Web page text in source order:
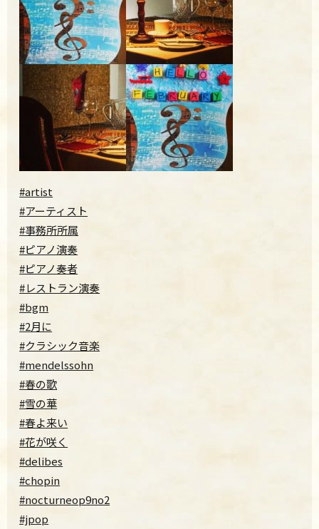
#artist
#アーティスト
#事務所所属
#ピアノ演奏
#ピアノ奏者
#レストラン演奏
#bgm
#2月に
#クラシック音楽
#mendelssohn
#春の歌
#雪の華
#春よ来い
#花が咲く
#delibes
#chopin
#nocturneop9no2
#jpop